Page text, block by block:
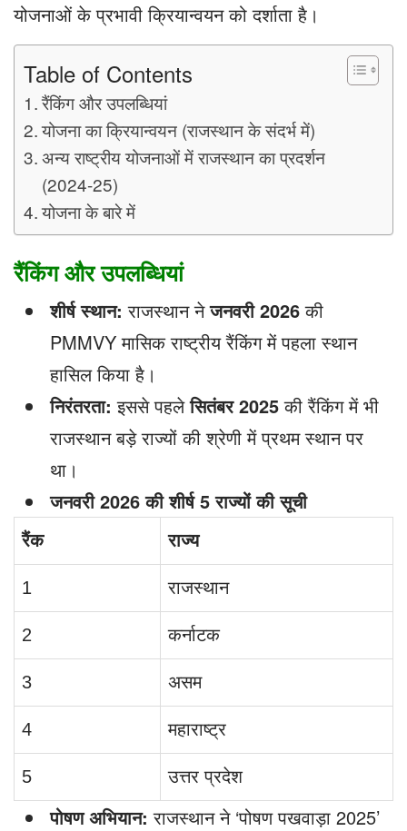
योजनाओं के प्रभावी क्रियान्वयन को दर्शाता है।
Table of Contents
रैंकिंग और उपलब्धियां
योजना का क्रियान्वयन (राजस्थान के संदर्भ में)
अन्य राष्ट्रीय योजनाओं में राजस्थान का प्रदर्शन
(2024-25)
योजना के बारे में
रैंकिंग और उपलब्धियां
शीर्ष स्थान: राजस्थान नेजनवरी 2026की
PMMVY मासिक राष्ट्रीय रैंकिंग में पहला स्थान
हासिल किया है।
निरंतरता: इससे पहलेसितंबर 2025की रैंकिंग में भी
राजस्थान बड़े राज्यों की श्रेणी में प्रथम स्थान पर
था।
जनवरी 2026 की शीर्ष 5 राज्यों की सूची
रैंक राज्य
1 राजस्थान
2 कर्नाटक
3 असम
4 महाराष्ट्र
5 उत्तर प्रदेश
पोषण अभियान: राजस्थान ने ‘पोषण पखवाड़ा 2025’